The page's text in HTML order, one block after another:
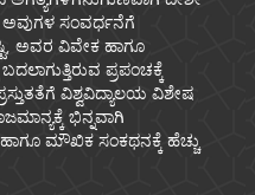
ಸಂವರ್ಧನೆಗೆ
ಅವರ ವಿವೇಕ ಹಾಗೂ
ಪ್ರಪಂಚಕ್ಕೆ
ವಿಶ್ವವಿದ್ಯಾಲಯ ವಿಶೇಷ
ಭಿನ್ನವಾಗಿ
ಮೌಖಿಕ ಸಂಕಥನಕ್ಕೆ ಹೆಚ್ಚು